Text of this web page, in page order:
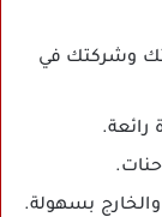
وشركتك في
بسهولة.